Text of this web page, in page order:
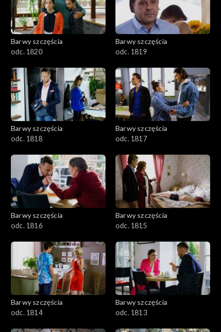
Barwy szczęścia
odc. 1820
Barwy szczęścia
odc. 1819
Barwy szczęścia
odc. 1818
Barwy szczęścia
odc. 1817
Barwy szczęścia
odc. 1816
Barwy szczęścia
odc. 1815
Barwy szczęścia
odc. 1814
Barwy szczęścia
odc. 1813